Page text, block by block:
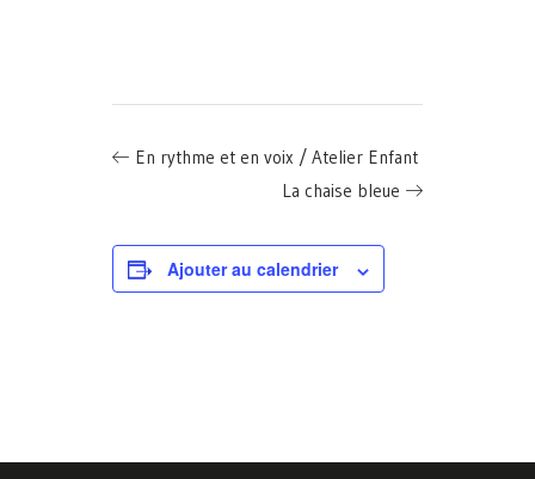
En rythme et en voix / Atelier Enfant
La chaise bleue
Ajouter au calendrier